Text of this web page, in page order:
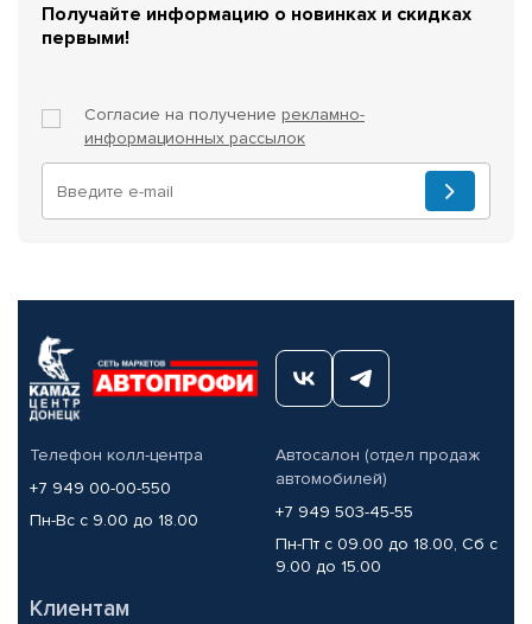
Получайте информацию о новинках и скидках
первыми!
Согласие на получение рекламно-
информационных рассылок
Телефон колл-центра
+7 949 00-00-550
Пн-Вс с 9.00 до 18.00
Автосалон (отдел продаж
автомобилей)
+7 949 503-45-55
Пн-Пт с 09.00 до 18.00, Сб с
9.00 до 15.00
Клиентам